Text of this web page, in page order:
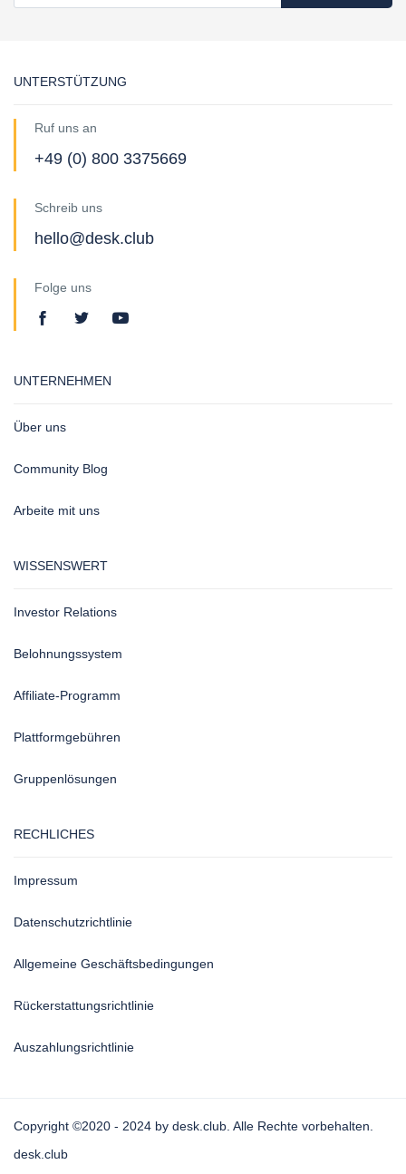
UNTERSTÜTZUNG
Ruf uns an
+49 (0) 800 3375669
Schreib uns
hello@desk.club
Folge uns
UNTERNEHMEN
Über uns
Community Blog
Arbeite mit uns
WISSENSWERT
Investor Relations
Belohnungssystem
Affiliate-Programm
Plattformgebühren
Gruppenlösungen
RECHLICHES
Impressum
Datenschutzrichtlinie
Allgemeine Geschäftsbedingungen
Rückerstattungsrichtlinie
Auszahlungsrichtlinie
Copyright ©2020 - 2024 by desk.club. Alle Rechte vorbehalten.
desk.club